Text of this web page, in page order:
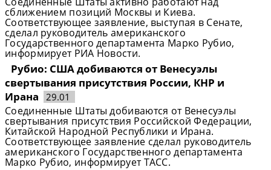
сближением позиций Москвы и Киева.
Соответствующее заявление, выступая в Сенате,
сделал руководитель американского
Государственного департамента Марко Рубио,
информирует РИА Новости.
Рубио: США добиваются от Венесуэлы
свертывания присутствия России, КНР и
Ирана
29.01
Соединенные Штаты добиваются от Венесуэлы
свертывания присутствия Российской Федерации,
Китайской Народной Республики и Ирана.
Соответствующее заявление сделал руководитель
американского Государственного департамента
Марко Рубио, информирует ТАСС.